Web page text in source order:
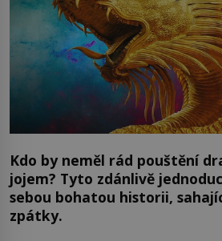
Kdo by neměl rád pouštění
jojem? Tyto zdánlivě
sebou bohatou historii,
zpátky.